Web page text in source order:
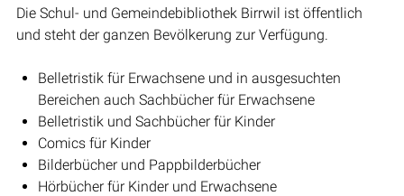
Die Schul- und Gemeindebibliothek Birrwil ist öffentlich
und steht der ganzen Bevölkerung zur Verfügung.
Belletristik für Erwachsene und in ausgesuchten
Bereichen auch Sachbücher für Erwachsene
Belletristik und Sachbücher für Kinder
Comics für Kinder
Bilderbücher und Pappbilderbücher
Hörbücher für Kinder und Erwachsene